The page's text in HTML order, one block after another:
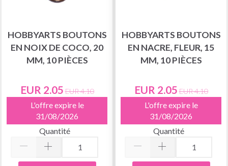
HOBBYARTS BOUTONS
EN NOIX DE COCO, 20
MM, 10 PIÈCES
EUR 2.05 EUR 4.10
L'offre expire le
31/08/2026
Quantité
HOBBYARTS BOUTONS
EN NACRE, FLEUR, 15
MM, 10 PIÈCES
EUR 2.05 EUR 4.10
L'offre expire le
31/08/2026
Quantité